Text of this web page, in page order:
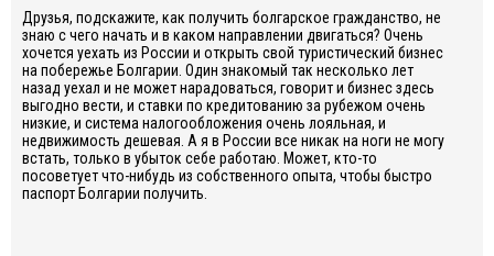
Друзья, подскажите, как получить болгарское гражданство, не
знаю с чего начать и в каком направлении двигаться? Очень
хочется уехать из России и открыть свой туристический бизнес
на побережье Болгарии. Один знакомый так несколько лет
назад уехал и не может нарадоваться, говорит и бизнес здесь
выгодно вести, и ставки по кредитованию за рубежом очень
низкие, и система налогообложения очень лояльная, и
недвижимость дешевая. А я в России все никак на ноги не могу
встать, только в убыток себе работаю. Может, кто-то
посоветует что-нибудь из собственного опыта, чтобы быстро
паспорт Болгарии получить.